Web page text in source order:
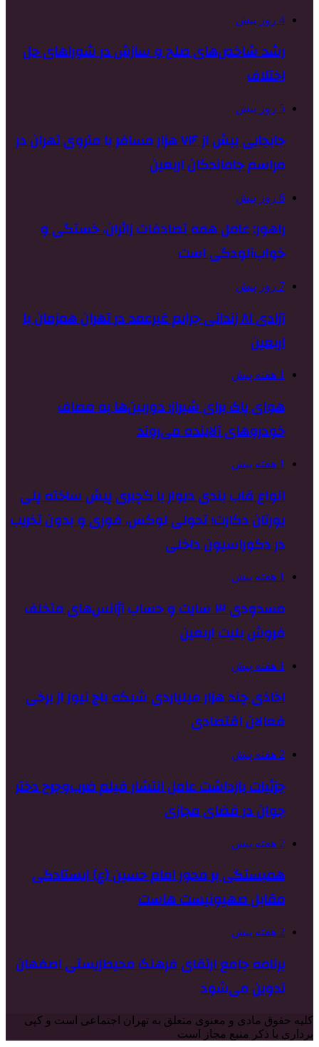
4 روز پیش
رشد شاخص‌های صلح و سازش در شوراهای حل
اختلاف
5 روز پیش
جابجایی بیش از ۷۱۶ هزار مسافر با متروی تهران در
مراسم جاماندگان اربعین
6 روز پیش
راهور: عامل همه تصادفات زائران، خستگی و
خواب‌آلودگی است
7 روز پیش
آزادی ۸۱ زندانی جرایم غیرعمد در تهران همزمان با
اربعین
1 هفته پیش
هوای پاک برای شیراز؛ دوربین‌ها به مصاف
خودروهای آلاینده می‌روند
1 هفته پیش
انواع قاب بندی دیوار با گچبری پیش ساخته پلی
یورتان دکارت؛ تحولی لوکس، فوری و بدون تخریب
در دکوراسیون داخلی
1 هفته پیش
مسدودی ۳ سایت و حساب آژانس‌های متخلف
فروش بلیت اربعین
1 هفته پیش
اخاذی چند هزار میلیاردی شبکه باج نیوز از برخی
فعالان اقتصادی
2 هفته پیش
جزئیات بازداشت عامل انتشار فیلم ضرب‌وجرح دختر
جوان در فضای مجازی
2 هفته پیش
همبستگی بر محور امام حسین (ع) ایستادگی
مقابل صهیونیست هاست
2 هفته پیش
برنامه جامع ارتقای فرهنگ محیط‌زیستی اصفهان
تدوین می‌شود
کلیه حقوق مادی و معنوی متعلق به تهران اجتماعی است و کپی
برداری با ذکر منبع مجاز است